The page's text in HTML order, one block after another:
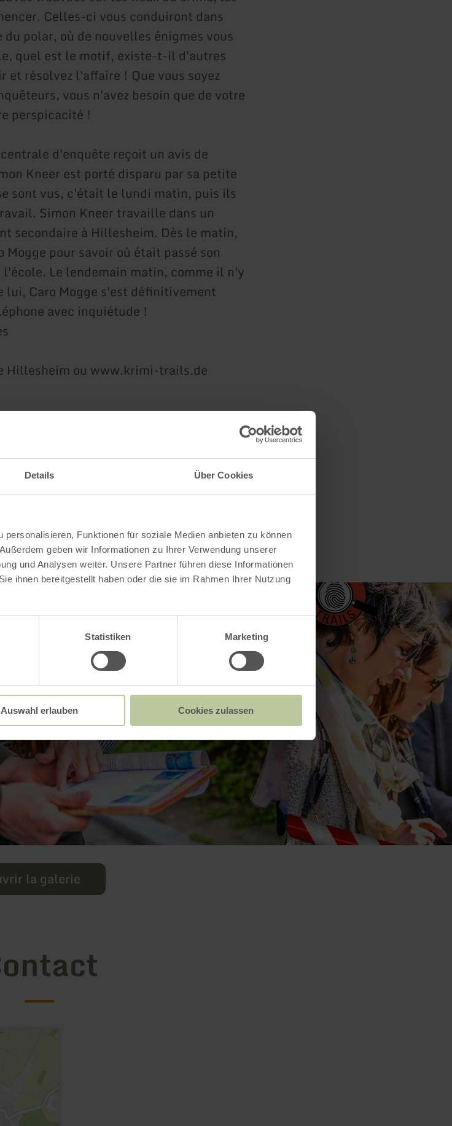
Details Über Cookies
Funktionen für soziale Medien anbieten zu können
geben wir Informationen zu Ihrer Verwendung unserer
und Analysen weiter. Unsere Partner führen diese Informationen
ihnen bereitgestellt haben oder die sie im Rahmen Ihrer Nutzung
Statistiken Marketing
Auswahl erlauben Cookies zulassen
Celles-ci vous conduiront dans
polar, où de nouvelles énigmes vous
quel est le motif, existe-t-il d'autres
et résolvez l'affaire ! Que vous soyez
vous n'avez besoin que de votre
perspicacité !
d'enquête reçoit un avis de
Kneer est porté disparu par sa petite
sont vus, c'était le lundi matin, puis ils
Simon Kneer travaille dans un
secondaire à Hillesheim. Dès le matin,
pour savoir où était passé son
Le lendemain matin, comme il n'y
lui, Caro Mogge s'est définitivement
avec inquiétude !
Hillesheim ou www.krimi-trails.de
la galerie